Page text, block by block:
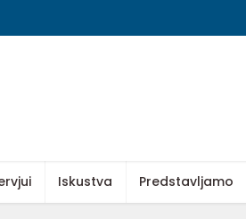
Iskustva Predstavljamo